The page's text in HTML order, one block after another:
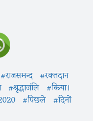
#राजसमन्द #रक्तदान
#श्रृद्धाजंलि #किया।
#पिछले #दिनों